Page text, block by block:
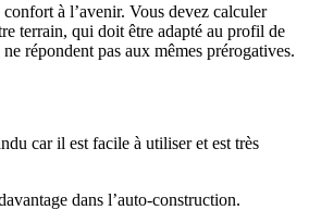
à l’avenir. Vous devez calculer
terrain, qui doit être adapté au profil de
répondent pas aux mêmes prérogatives.
car il est facile à utiliser et est très
dans l’auto-construction.